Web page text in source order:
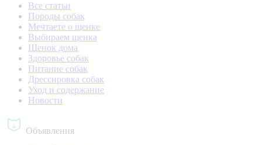
Все статьи
Породы собак
Мечтаете о щенке
Выбираем щенка
Щенок дома
Здоровье собак
Питание собак
Дрессировка собак
Уход и содержание
Новости
Объявления